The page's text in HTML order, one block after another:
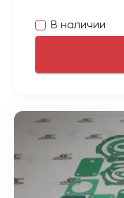
В наличии